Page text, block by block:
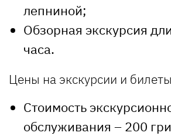
лепниной;
Обзорная экскурсия
часа.
Цены на экскурсии и
Стоимость
обслуживания – 200